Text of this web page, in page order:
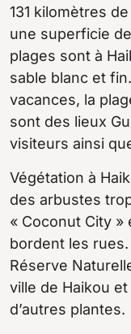
131 kilomètres
une superficie
plages sont à
sable blanc et
vacances, la
sont des lieux
visiteurs ainsi
Végétation à
des arbustes
« Coconut City
bordent les
Réserve
ville de Haikou
d’autres plantes.